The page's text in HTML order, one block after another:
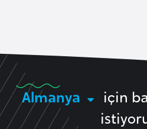
Almanya
için
i
b
y
a